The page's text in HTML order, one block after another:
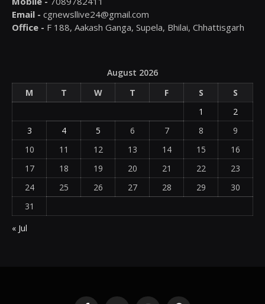
Email - cgnewsllive24@gmail.com
Office - F 188, Aakash Ganga, Supela, Bhilai, Chhattisgarh
August 2026
M
T W T F S
S
1
2
3
4 5 6 7 8
9
10
11 12 13 14 15
16
17
18 19 20 21 22
23
24
25 26 27 28 29
30
31
« Jul